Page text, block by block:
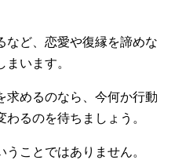
など、恋愛や復縁を諦めな
います。
求めるのなら、今何か行動
るのを待ちましょう。
ことではありません。